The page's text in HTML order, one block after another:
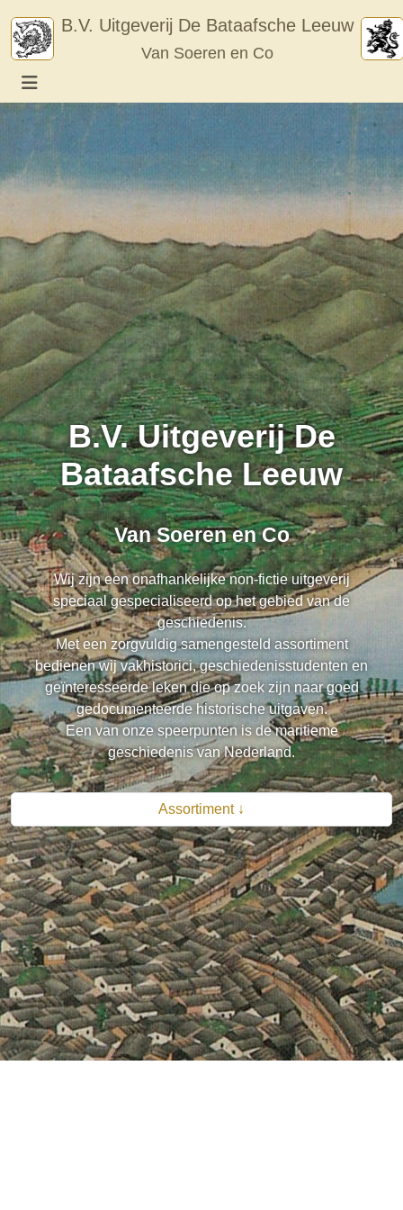
content
B.V. Uitgeverij De Bataafsche Leeuw
Van Soeren en Co
B.V. Uitgeverij De
Bataafsche Leeuw
Van Soeren en Co
Wij zijn een onafhankelijke non-fictie uitgeverij
speciaal gespecialiseerd op het gebied van de
geschiedenis.
Met een zorgvuldig samengesteld assortiment
bedienen wij vakhistorici, geschiedenisstudenten en
geïnteresseerde leken die op zoek zijn naar goed
gedocumenteerde historische uitgaven.
Een van onze speerpunten is de maritieme
geschiedenis van Nederland.
Assortiment ↓